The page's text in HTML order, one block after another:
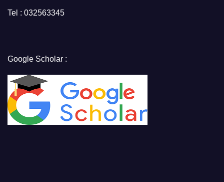
Tel : 032563345
Google Scholar :